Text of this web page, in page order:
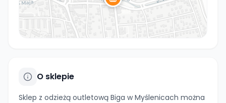
O sklepie
Sklep z odzieżą outletową Biga w Myślenicach można